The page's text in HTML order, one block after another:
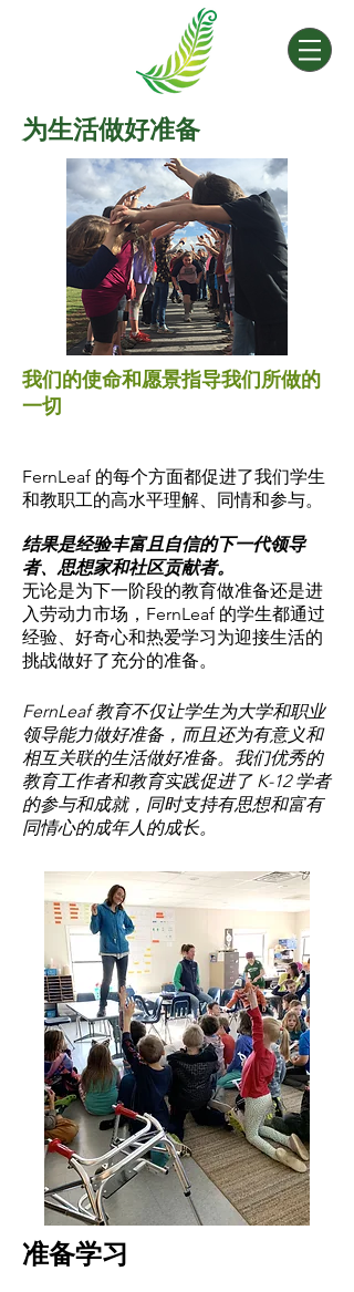
为生活做好准备
我们的使命和愿景指导我们所做的
一切
FernLeaf 的每个方面都促进了我们学生
和教职工的高水平理解、同情和参与。
结果是经验丰富且自信的下一代领导
者、思想家和社区贡献者。
无论是为下一阶段的教育做准备还是进
入劳动力市场，FernLeaf 的学生都通过
经验、好奇心和热爱学习为迎接生活的
挑战做好了充分的准备。
FernLeaf 教育不仅让学生为大学和职业
领导能力做好准备，而且还为有意义和
相互关联的生活做好准备。我们优秀的
教育工作者和教育实践促进了 K-12 学者
的参与和成就，同时支持有思想和富有
同情心的成年人的成长。
准备学习